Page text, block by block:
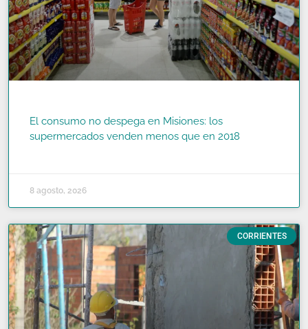
El consumo no despega en Misiones: los
supermercados venden menos que en 2018
8 agosto, 2026
CORRIENTES